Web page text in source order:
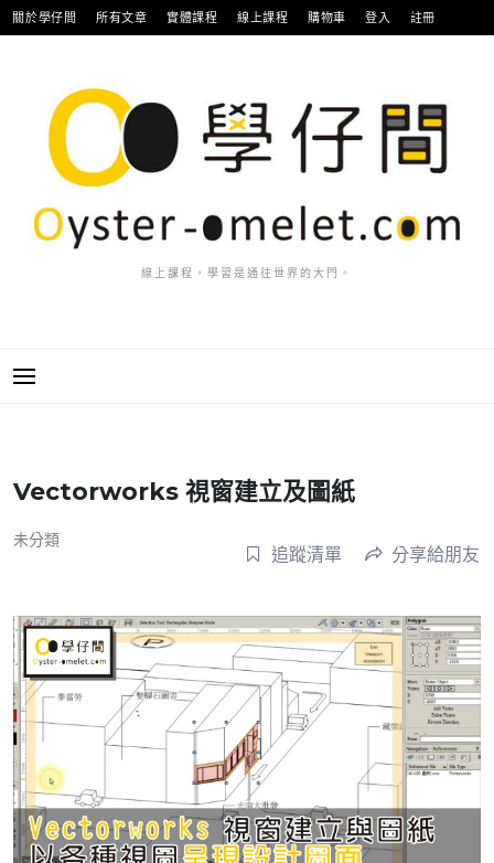
跳
至
關於學仔間 所有文章 實體課程 線上課程 購物車 登入 註冊
線上課程，學習是通往世界的大門。
Vectorworks 視窗建立及圖紙
未分類
追蹤清單 分享給朋友